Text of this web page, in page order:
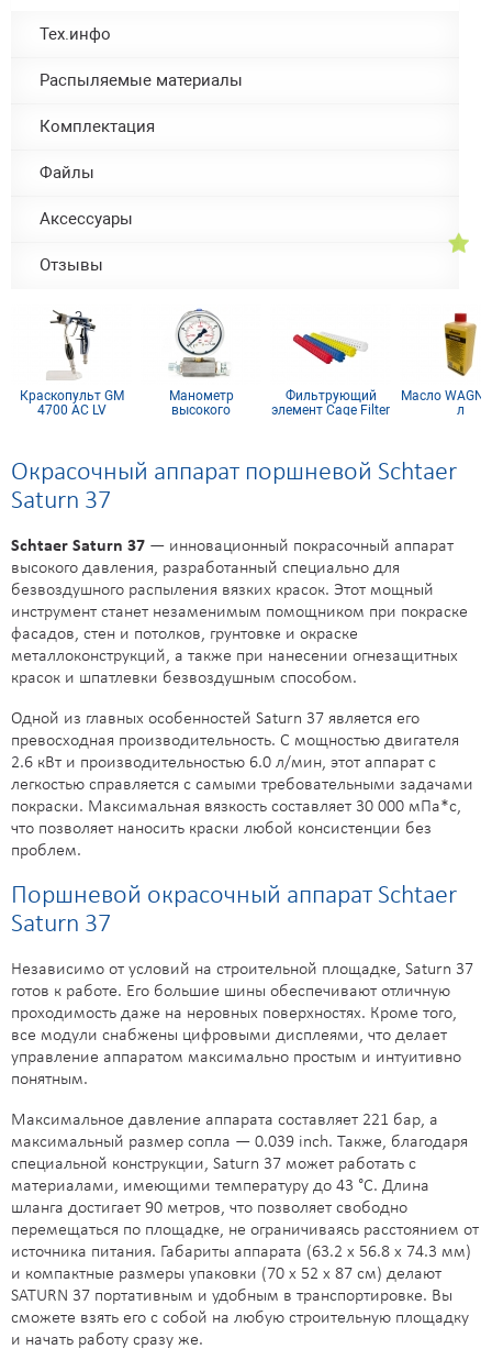
Тех.инфо
Распыляемые материалы
Комплектация
Файлы
Аксессуары
Отзывы
Краскопульт GM
4700 AC LV
Манометр
высокого
Фильтрующий
элемент Cage Filter
Масло
л
Окрасочный аппарат поршневой Schtaer
Saturn 37
Schtaer Saturn 37 — инновационный покрасочный аппарат
высокого давления, разработанный специально для
безвоздушного распыления вязких красок. Этот мощный
инструмент станет незаменимым помощником при покраске
фасадов, стен и потолков, грунтовке и окраске
металлоконструкций, а также при нанесении огнезащитных
красок и шпатлевки безвоздушным способом.
Одной из главных особенностей Saturn 37 является его
превосходная производительность. С мощностью двигателя
2.6 кВт и производительностью 6.0 л/мин, этот аппарат с
легкостью справляется с самыми требовательными задачами
покраски. Максимальная вязкость составляет 30 000 мПа*с,
что позволяет наносить краски любой консистенции без
проблем.
Поршневой окрасочный аппарат Schtaer
Saturn 37
Независимо от условий на строительной площадке, Saturn 37
готов к работе. Его большие шины обеспечивают отличную
проходимость даже на неровных поверхностях. Кроме того,
все модули снабжены цифровыми дисплеями, что делает
управление аппаратом максимально простым и интуитивно
понятным.
Максимальное давление аппарата составляет 221 бар, а
максимальный размер сопла — 0.039 inch. Также, благодаря
специальной конструкции, Saturn 37 может работать с
материалами, имеющими температуру до 43 °C. Длина
шланга достигает 90 метров, что позволяет свободно
перемещаться по площадке, не ограничиваясь расстоянием от
источника питания. Габариты аппарата (63.2 x 56.8 x 74.3 мм)
и компактные размеры упаковки (70 х 52 х 87 см) делают
SATURN 37 портативным и удобным в транспортировке. Вы
сможете взять его с собой на любую строительную площадку
и начать работу сразу же.